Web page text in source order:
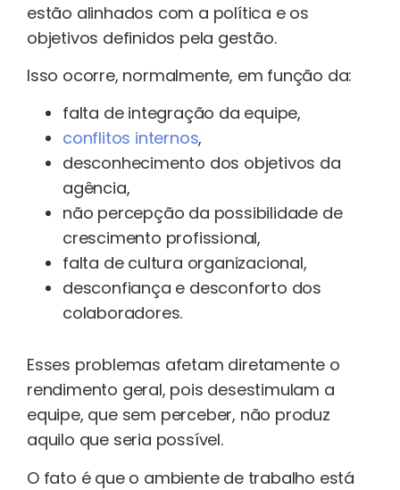
estão alinhados com a política e os
objetivos definidos pela gestão.
Isso ocorre, normalmente, em função da:
falta de integração da equipe,
conflitos internos,
desconhecimento dos objetivos da
agência,
não percepção da possibilidade de
crescimento profissional,
falta de cultura organizacional,
desconfiança e desconforto dos
colaboradores.
Esses problemas afetam diretamente o
rendimento geral, pois desestimulam a
equipe, que sem perceber, não produz
aquilo que seria possível.
O fato é que o ambiente de trabalho está